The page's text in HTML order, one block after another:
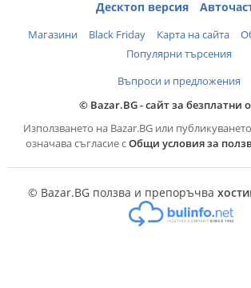
Десктоп версия
Магазини Black Friday Карта на сайта
Популярни търсения
Въпроси и предложения
© Bazar.BG - сайт за безплатни
Използването на Bazar.BG или
означава съгласие сОбщи условия за
© Bazar.BG ползва и препоръчва